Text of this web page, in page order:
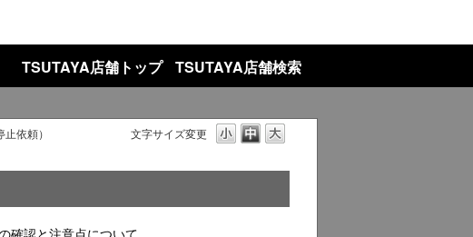
TSUTAYA店舗トップ TSUTAYA店舗検索
文字サイズ変更
依頼）
確認と注意点について